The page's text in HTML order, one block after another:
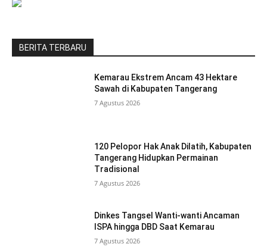
BERITA TERBARU
Kemarau Ekstrem Ancam 43 Hektare
Sawah di Kabupaten Tangerang
7 Agustus 2026
120 Pelopor Hak Anak Dilatih, Kabupaten
Tangerang Hidupkan Permainan
Tradisional
7 Agustus 2026
Dinkes Tangsel Wanti-wanti Ancaman
ISPA hingga DBD Saat Kemarau
7 Agustus 2026